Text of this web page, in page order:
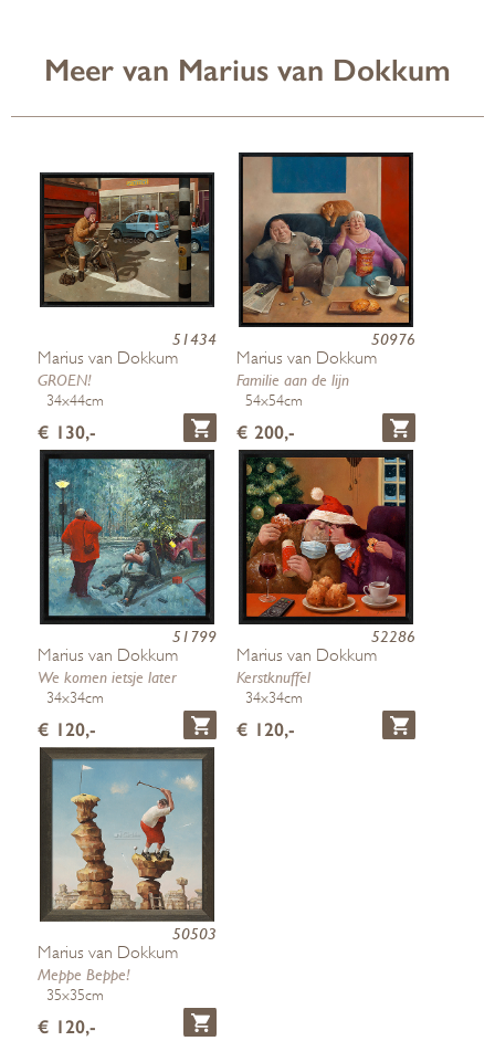
Meer van Marius van Dokkum
51434
Marius van Dokkum
GROEN!
34x44cm
€ 130,-
50976
Marius van Dokkum
Familie aan de lijn
54x54cm
€ 200,-
51799
Marius van Dokkum
We komen ietsje later
34x34cm
€ 120,-
52286
Marius van Dokkum
Kerstknuffel
34x34cm
€ 120,-
50503
Marius van Dokkum
Meppe Beppe!
35x35cm
€ 120,-